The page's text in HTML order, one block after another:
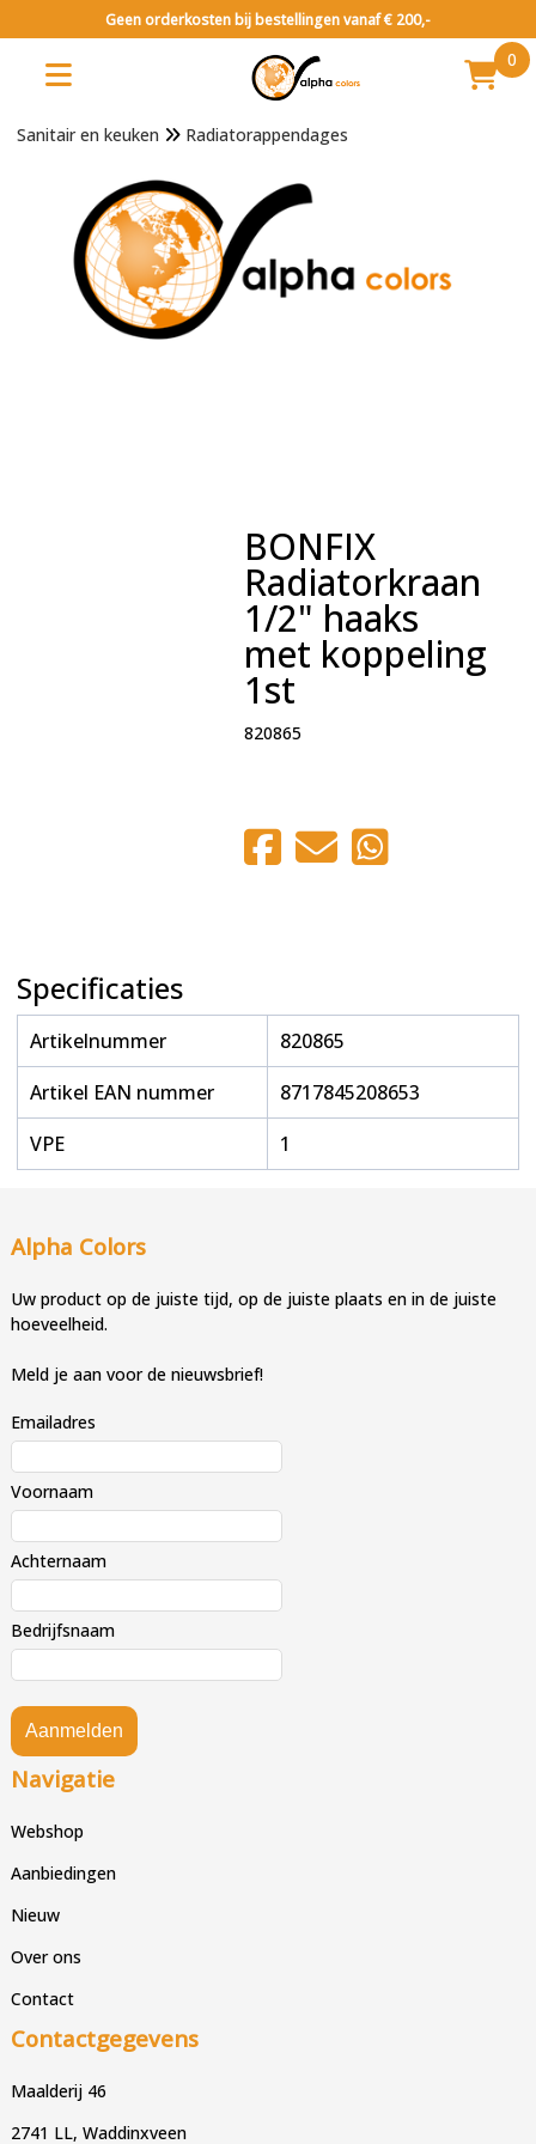
Geen orderkosten bij bestellingen vanaf € 200,-
0
Sanitair en keuken Radiatorappendages
BONFIX
Radiatorkraan
1/2" haaks
met koppeling
1st
820865
Specificaties
Artikelnummer
820865
Artikel EAN nummer
8717845208653
VPE
1
Alpha Colors
Uw product op de juiste tijd, op de juiste plaats en in de juiste
hoeveelheid.
Meld je aan voor de nieuwsbrief!
Emailadres
Voornaam
Achternaam
Bedrijfsnaam
Aanmelden
Navigatie
Webshop
Aanbiedingen
Nieuw
Over ons
Contact
Contactgegevens
Maalderij 46
2741 LL, Waddinxveen